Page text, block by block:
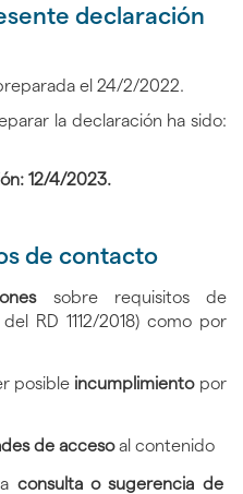
declaración
el 24/2/2022.
la declaración ha sido:
12/4/2023.
de contacto
sobre requisitos de
RD 1112/2018) como por
posible incumplimientopor
de accesoal contenido
consulta o sugerencia de